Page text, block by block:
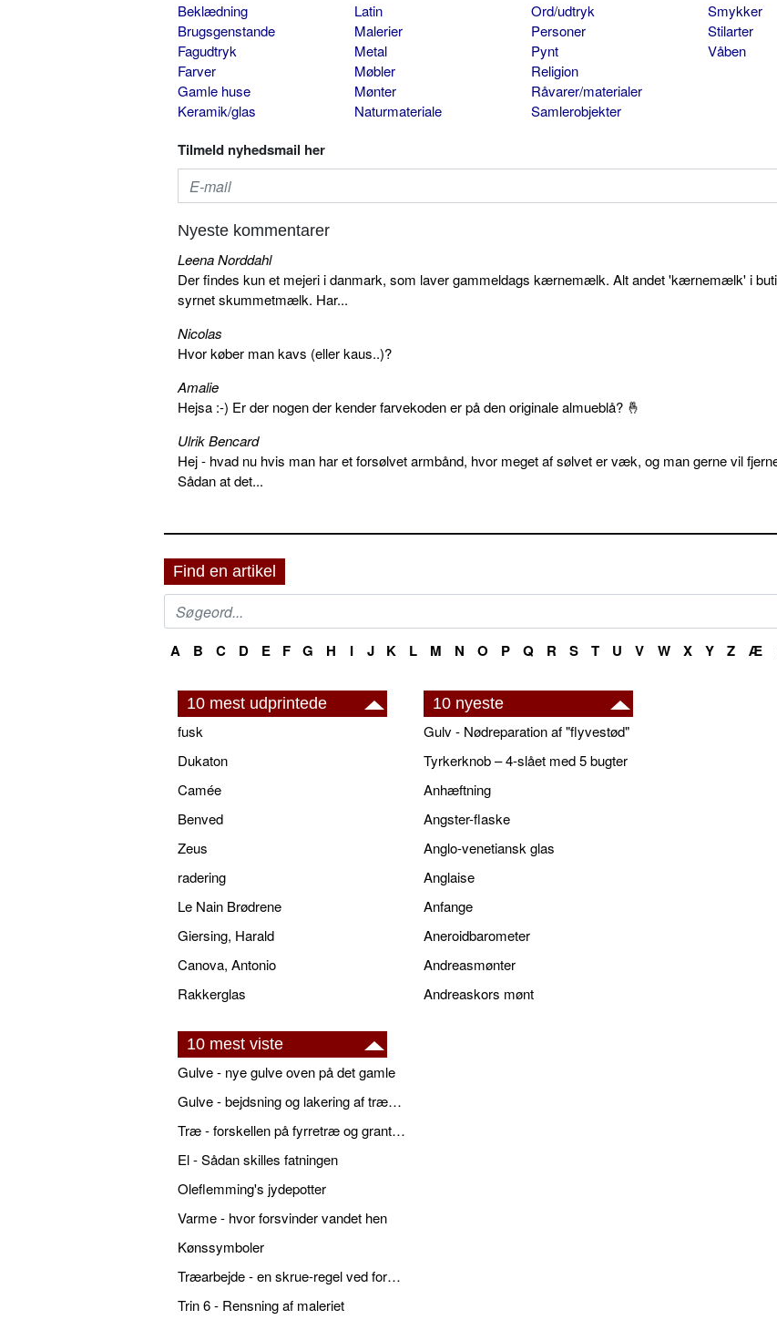
Beklædning
Brugsgenstande
Fagudtryk
Farver
Gamle huse
Keramik/glas
Latin
Malerier
Metal
Møbler
Mønter
Naturmateriale
Ord/udtryk
Personer
Pynt
Religion
Råvarer/materialer
Samlerobjekter
Smykker
Stilarter
Våben
Tilmeld nyhedsmail her
Nyeste kommentarer
Leena Norddahl
Der findes kun et mejeri i danmark, som laver gammeldags kærnemælk. Alt andet 'kærnemælk' i
syrnet skummetmælk. Har...
Nicolas
Hvor køber man kavs (eller kaus..)?
Amalie
Hejsa :-) Er der nogen der kender farvekoden er på den originale almueblå? 🤞
Ulrik Bencard
Hej - hvad nu hvis man har et forsølvet armbånd, hvor meget af sølvet er væk, og man gerne vil
Sådan at det...
Find en artikel
A B C D E F G H I J K L M N O P Q R S T U V W X Y Z Æ
10 mest udprintede
fusk
Dukaton
Camée
Benved
Zeus
radering
Le Nain Brødrene
Giersing, Harald
Canova, Antonio
Rakkerglas
10 nyeste
Gulv - Nødreparation af "flyvestød"
Tyrkerknob – 4-slået med 5 bugter
Anhæftning
Angster-flaske
Anglo-venetiansk glas
Anglaise
Anfange
Aneroidbarometer
Andreasmønter
Andreaskors mønt
10 mest viste
Gulve - nye gulve oven på det gamle
Gulve - bejdsning og lakering af trægulve
Træ - forskellen på fyrretræ og grantræ
El - Sådan skilles fatningen
Oleflemming's jydepotter
Varme - hvor forsvinder vandet hen
Kønssymboler
Træarbejde - en skrue-regel ved forboring
Trin 6 - Rensning af maleriet